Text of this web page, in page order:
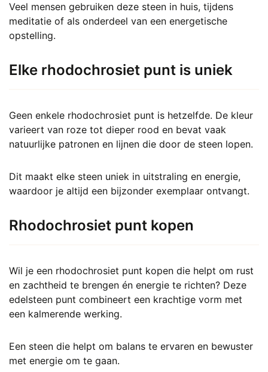
Veel mensen gebruiken deze steen in huis, tijdens
meditatie of als onderdeel van een energetische
opstelling.
Elke rhodochrosiet punt is uniek
Geen enkele rhodochrosiet punt is hetzelfde. De kleur
varieert van roze tot dieper rood en bevat vaak
natuurlijke patronen en lijnen die door de steen lopen.
Dit maakt elke steen uniek in uitstraling en energie,
waardoor je altijd een bijzonder exemplaar ontvangt.
Rhodochrosiet punt kopen
Wil je een rhodochrosiet punt kopen die helpt om rust
en zachtheid te brengen én energie te richten? Deze
edelsteen punt combineert een krachtige vorm met
een kalmerende werking.
Een steen die helpt om balans te ervaren en bewuster
met energie om te gaan.